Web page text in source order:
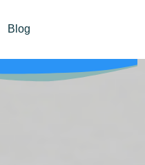
Blog